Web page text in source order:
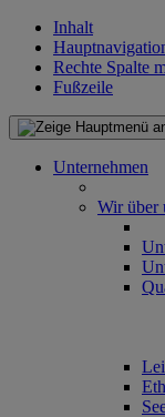
Inhalt
Rechte Spalte
Fußzeile
Unternehmen
Wir über